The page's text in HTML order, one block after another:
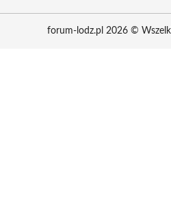
forum-lodz.pl 2026 ©